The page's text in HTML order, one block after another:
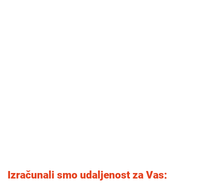
Izračunali smo udaljenost za Vas: